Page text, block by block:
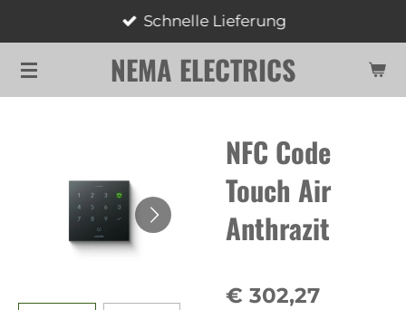
Hauptinhalt
springen
NEMA ELECTRICS
Schnelle Lieferung
NFC Code
Touch Air
Anthrazit
€ 302,27